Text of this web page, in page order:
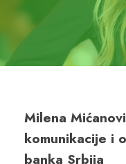
Milena
komunikacije i
banka Srbija